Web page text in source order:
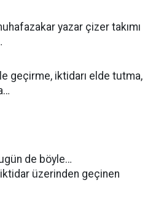
yazar çizer takımı
geçirme, iktidarı elde tutma,
de böyle…
üzerinden geçinen